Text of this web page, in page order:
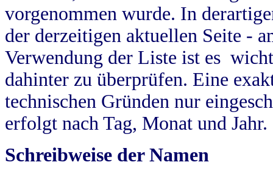
vorgenommen wurde. In
der derzeitigen aktuellen Seite -
Verwendung der Liste ist es
dahinter zu überprüfen. Eine
technischen Gründen nur
erfolgt nach Tag, Monat und Jahr.
Schreibweise der Namen